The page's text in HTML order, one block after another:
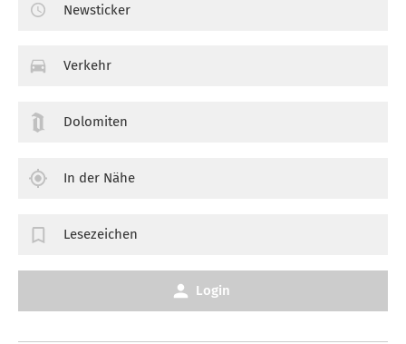
Newsticker
Verkehr
Dolomiten
In der Nähe
Lesezeichen
Login